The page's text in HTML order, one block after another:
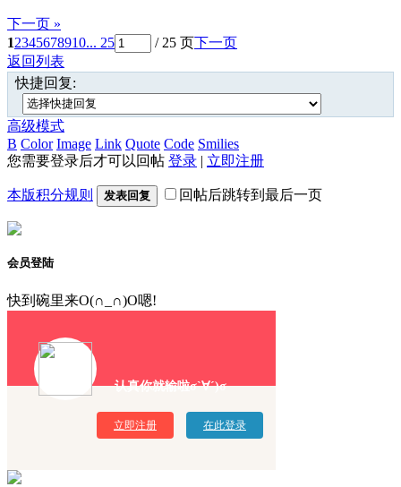
下一页 »
12345678910... 25 / 25 页下一页
返回列表
快捷回复:
高级模式
B Color Image Link Quote Code Smilies
您需要登录后才可以回帖 登录 | 立即注册
本版积分规则 发表回复 回帖后跳转到最后一页
会员登陆
快到碗里来O(∩_∩)O嗯!
认真你就输啦σ`∀´)σ
立即注册 在此登录